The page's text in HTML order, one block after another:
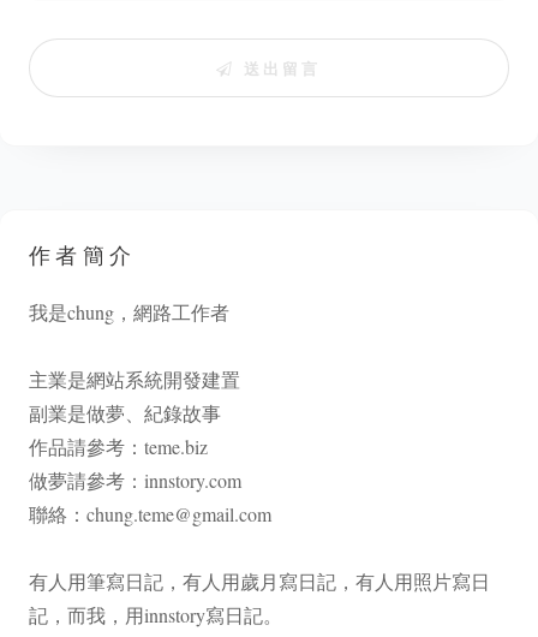
送出留言
作者簡介
我是chung，網路工作者
主業是網站系統開發建置
副業是做夢、紀錄故事
作品請參考： teme.biz
做夢請參考： innstory.com
聯絡： chung.teme@gmail.com
有人用筆寫日記，有人用歲月寫日記，有人用照片寫日
記，而我，用innstory寫日記。